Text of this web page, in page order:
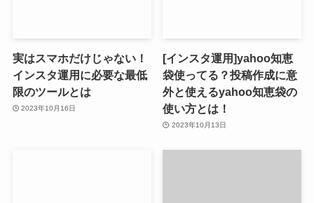
実はスマホだけじゃない！
インスタ運用に必要な最低
限のツールとは
2023年10月16日
[インスタ運用]yahoo知恵
袋使ってる？投稿作成に意
外と使えるyahoo知恵袋の
使い方とは！
2023年10月13日